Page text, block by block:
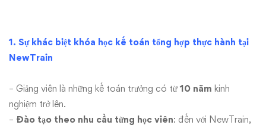
1. Sự khác biệt khóa học kế toán tổng hợp thực hành tại
NewTrain
– Giảng viên là những kế toán trưởng có từ 10 năm kinh
nghiệm trở lên.
– Đào tạo theo nhu cầu từng học viên: đến với NewTrain,